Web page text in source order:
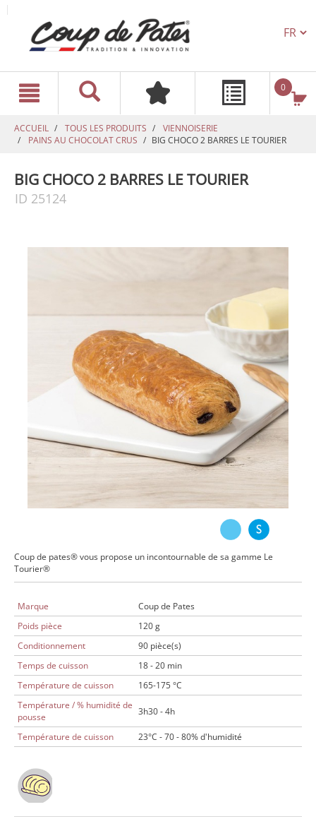
0
ACCUEIL TOUS LES PRODUITS
VIENNOISERIE
PAINS AU CHOCOLAT CRUS
BIG CHOCO 2 BARRES LE TOURIER
BIG CHOCO 2 BARRES LE TOURIER
ID 25124
Coup de pates® vous propose un incontournable de sa gamme Le
Tourier®
Marque
Coup de Pates
Poids pièce
120 g
Conditionnement
90 pièce(s)
Temps de cuisson
18 - 20 min
Température de cuisson
165-175 °C
Température / % humidité de
pousse
3h30 - 4h
Température de cuisson 23°C - 70 - 80% d'humidité